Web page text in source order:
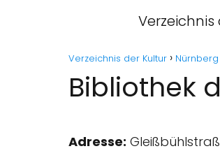
Verzeichnis der Kultur Nürnberg
Bibliothek
Adresse: